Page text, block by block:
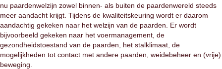
nu paardenwelzijn zowel binnen- als buiten de paardenwereld steeds
meer aandacht krijgt. Tijdens de kwaliteitskeuring wordt er daarom
aandachtig gekeken naar het welzijn van de paarden. Er wordt
bijvoorbeeld gekeken naar het voermanagement, de
gezondheidstoestand van de paarden, het stalklimaat, de
mogelijkheden tot contact met andere paarden, weidebeheer en (vrije)
beweging.